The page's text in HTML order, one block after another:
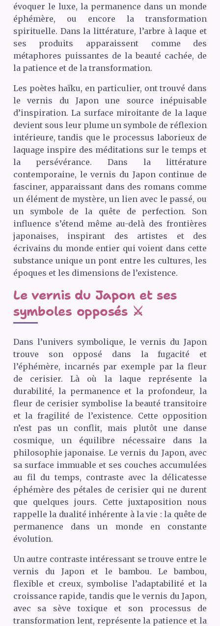
évoquer le luxe, la permanence dans un monde
éphémère, ou encore la transformation
spirituelle. Dans la littérature, l’arbre à laque et
ses produits apparaissent comme des
métaphores puissantes de la beauté cachée, de
la patience et de la transformation.
Les poètes haïku, en particulier, ont trouvé dans
le vernis du Japon une source inépuisable
d’inspiration. La surface miroitante de la laque
devient sous leur plume un symbole de réflexion
intérieure, tandis que le processus laborieux de
laquage inspire des méditations sur le temps et
la persévérance. Dans la littérature
contemporaine, le vernis du Japon continue de
fasciner, apparaissant dans des romans comme
un élément de mystère, un lien avec le passé, ou
un symbole de la quête de perfection. Son
influence s’étend même au-delà des frontières
japonaises, inspirant des artistes et des
écrivains du monde entier qui voient dans cette
substance unique un pont entre les cultures, les
époques et les dimensions de l’existence.
Le vernis du Japon et ses
symboles opposés ⚔️
Dans l’univers symbolique, le vernis du Japon
trouve son opposé dans la fugacité et
l’éphémère, incarnés par exemple par la fleur
de cerisier. Là où la laque représente la
durabilité, la permanence et la profondeur, la
fleur de cerisier symbolise la beauté transitoire
et la fragilité de l’existence. Cette opposition
n’est pas un conflit, mais plutôt une danse
cosmique, un équilibre nécessaire dans la
philosophie japonaise. Le vernis du Japon, avec
sa surface immuable et ses couches accumulées
au fil du temps, contraste avec la délicatesse
éphémère des pétales de cerisier qui ne durent
que quelques jours. Cette juxtaposition nous
rappelle la dualité inhérente à la vie : la quête de
permanence dans un monde en constante
évolution.
Un autre contraste intéressant se trouve entre le
vernis du Japon et le bambou. Le bambou,
flexible et creux, symbolise l’adaptabilité et la
croissance rapide, tandis que le vernis du Japon,
avec sa sève toxique et son processus de
transformation lent, représente la patience et la